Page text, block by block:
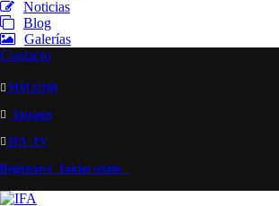
Noticias
Blog
Galerías
Contacto
910122169
Intranet
IFA -TV
Registrarse Iniciar sesión